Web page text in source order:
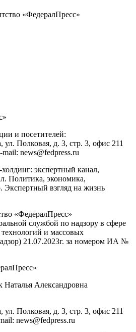
«ФедералПресс»
»
и посетителей:
, ул. Полковая, д. 3, стр. 3, офис 211
news@fedpress.ru
экспертный канал,
Политика, экономика,
Экспертный взгляд на жизнь
«ФедералПресс»
службой по надзору в сфере
и массовых
21.07.2023г. за номером ИА №
Наталья Александровна
ул. Полковая, д. 3, стр. 3, офис 211
news@fedpress.ru